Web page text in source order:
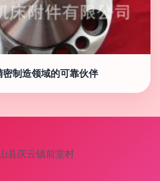
制造领域的可靠伙伴
县庆云镇前堂村